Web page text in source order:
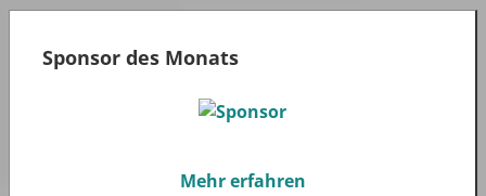
Sponsor des Monats
Mehr erfahren